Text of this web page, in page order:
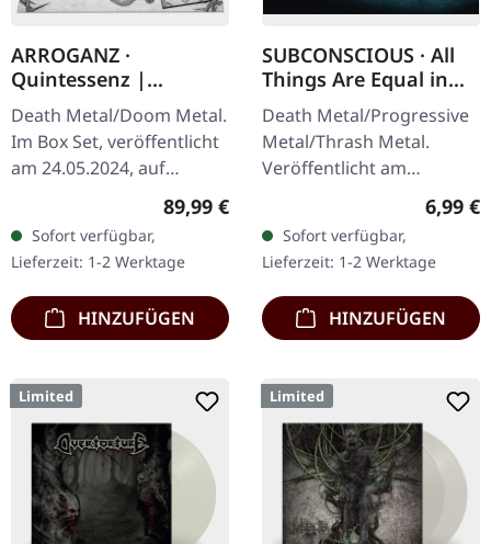
ARROGANZ ·
Quintessenz |
WOODEN BOX SET
Death Metal/Doom Metal.
Im Box Set, veröffentlicht
am 24.05.2024, auf
Supreme Chaos Records.
handgearbeitete Holzbox
mit graviertem…
Regulärer Preis:
89,99 €
Sofort verfügbar,
Lieferzeit: 1-2 Werktage
HINZUFÜGEN
SUBCONSCIOUS · All
Things Are Equal in
Death | CD
Death Metal/Progressive
Metal/Thrash Metal.
Veröffentlicht am
08.08.2008, auf Supreme
Chaos Records. CD im
Jewelcase mit 8-seitigem
Booklet.…
6,99 €
Sofort verfügbar,
Lieferzeit: 1-2 Werktage
HINZUFÜGEN
Limited Limited